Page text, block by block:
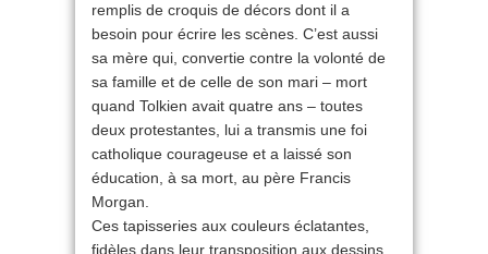
remplis de croquis de décors dont il a
besoin pour écrire les scènes. C’est aussi
sa mère qui, convertie contre la volonté de
sa famille et de celle de son mari – mort
quand Tolkien avait quatre ans – toutes
deux protestantes, lui a transmis une foi
catholique courageuse et a laissé son
éducation, à sa mort, au père Francis
Morgan.
Ces tapisseries aux couleurs éclatantes,
fidèles dans leur transposition aux dessins